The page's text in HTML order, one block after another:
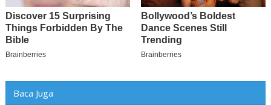
Baca Juga